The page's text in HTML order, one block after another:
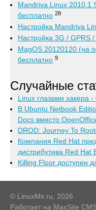
Mandriva Linux 2010.1
бесплатно 28
Настройка Mandriva
Настройка 3G / GPRS
MagOS 20120120 (на
бесплатно 9
Случайные
Linux глазами хакера -
В Ubuntu Netbook
Docs вместо
DROD: Journey To
Компания Red Hat
дистрибутива Red Hat
Killing Floor доступен
© LinuxMir.ru, 2026
Работает на MaxSite